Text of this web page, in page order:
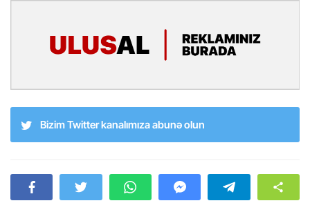
Bizim Twitter kanalımıza abunə olun